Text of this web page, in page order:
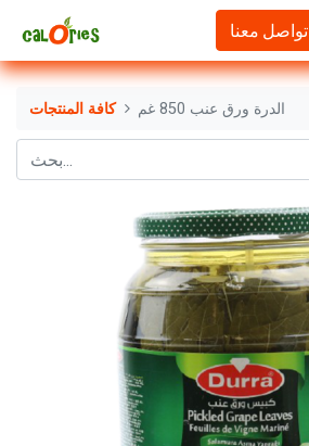
تواصل معنا
كافة المنتجات الدرة ورق عنب 850 غم